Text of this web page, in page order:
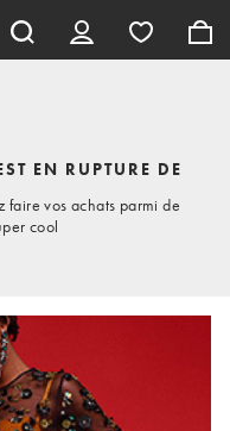
EN RUPTURE DE
faire vos achats parmi de
cool